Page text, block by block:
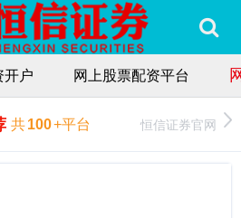
开户 网上股票配资平台
共100+平台 恒信证券官网